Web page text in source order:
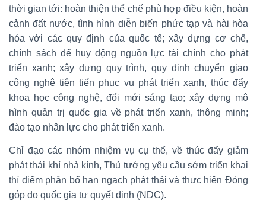
thời gian tới: hoàn thiện thể chế phù hợp điều kiện, hoàn
cảnh đất nước, tình hình diễn biến phức tạp và hài hòa
hóa với các quy định của quốc tế; xây dựng cơ chế,
chính sách để huy động nguồn lực tài chính cho phát
triển xanh; xây dựng quy trình, quy định chuyển giao
công nghệ tiên tiến phục vụ phát triển xanh, thúc đẩy
khoa học công nghệ, đổi mới sáng tạo; xây dựng mô
hình quản trị quốc gia về phát triển xanh, thông minh;
đào tạo nhân lực cho phát triển xanh.
Chỉ đạo các nhóm nhiệm vụ cụ thể, về thúc đẩy giảm
phát thải khí nhà kính, Thủ tướng yêu cầu sớm triển khai
thí điểm phân bổ hạn ngạch phát thải và thực hiện Đóng
góp do quốc gia tự quyết định (NDC).